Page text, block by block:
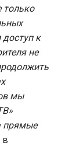
только
к
не
мы
прямые
в